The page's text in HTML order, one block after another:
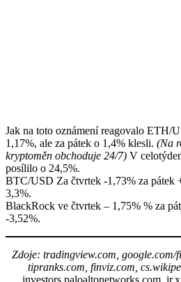
Jak na toto oznámení reagovalo ETH/
1,17%, ale za pátek o 1,4% klesli. (Na
kryptoměn obchoduje 24/7) V
posílilo o 24,5%.
BTC/USD Za čtvrtek -1,73% za pátek
3,3%.
BlackRock ve čtvrtek – 1,75% % za
-3,52%.
Zdoje: tradingview.com, google.com/
tipranks.com, finviz.com,
investors.paloaltonetworks.com,